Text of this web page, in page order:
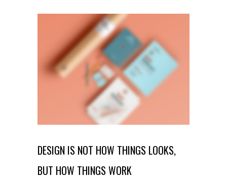
DESIGN IS NOT HOW THINGS LOOKS,
BUT HOW THINGS WORK